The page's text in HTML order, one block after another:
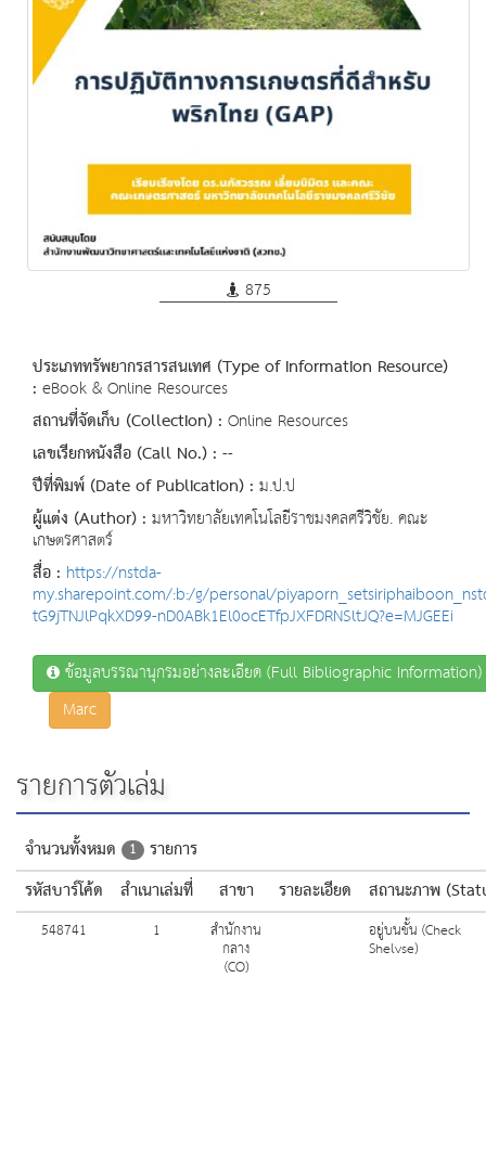
875
ประเภททรัพยากรสารสนเทศ (Type of Information Resource)
: eBook & Online Resources
สถานที่จัดเก็บ (Collection) : Online Resources
เลขเรียกหนังสือ (Call No.) : --
ปีที่พิมพ์ (Date of Publication) : ม.ป.ป
ผู้แต่ง (Author) : มหาวิทยาลัยเทคโนโลยีราชมงคลศรีวิชัย. คณะ
เกษตรศาสตร์
สื่อ : https://nstda-
my.sharepoint.com/:b:/g/personal/
tG9jTNJlPqkXD99-nD0ABk1El0ocETfpJXFDRNSltJQ?e=MJGEEi
ข้อมูลบรรณานุกรมอย่างละเอียด (Full Bibliographic Information)
Marc
รายการตัวเล่ม
จำนวนทั้งหมด 1 รายการ
รหัสบาร์โค้ด
สำเนาเล่มที่ สาขา รายละเอียด สถานะภาพ
548741 1 สำนักงาน
กลาง
(CO)
อยู่บนชั้น (Check
Shelvse)